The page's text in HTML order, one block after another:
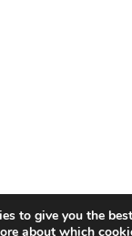
to give you the
about which